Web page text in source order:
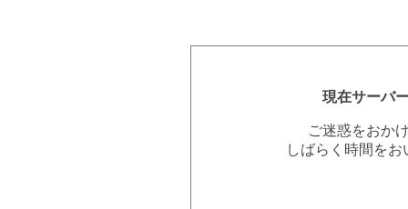
現在サーバ
ご迷惑をおか
しばらく時間を